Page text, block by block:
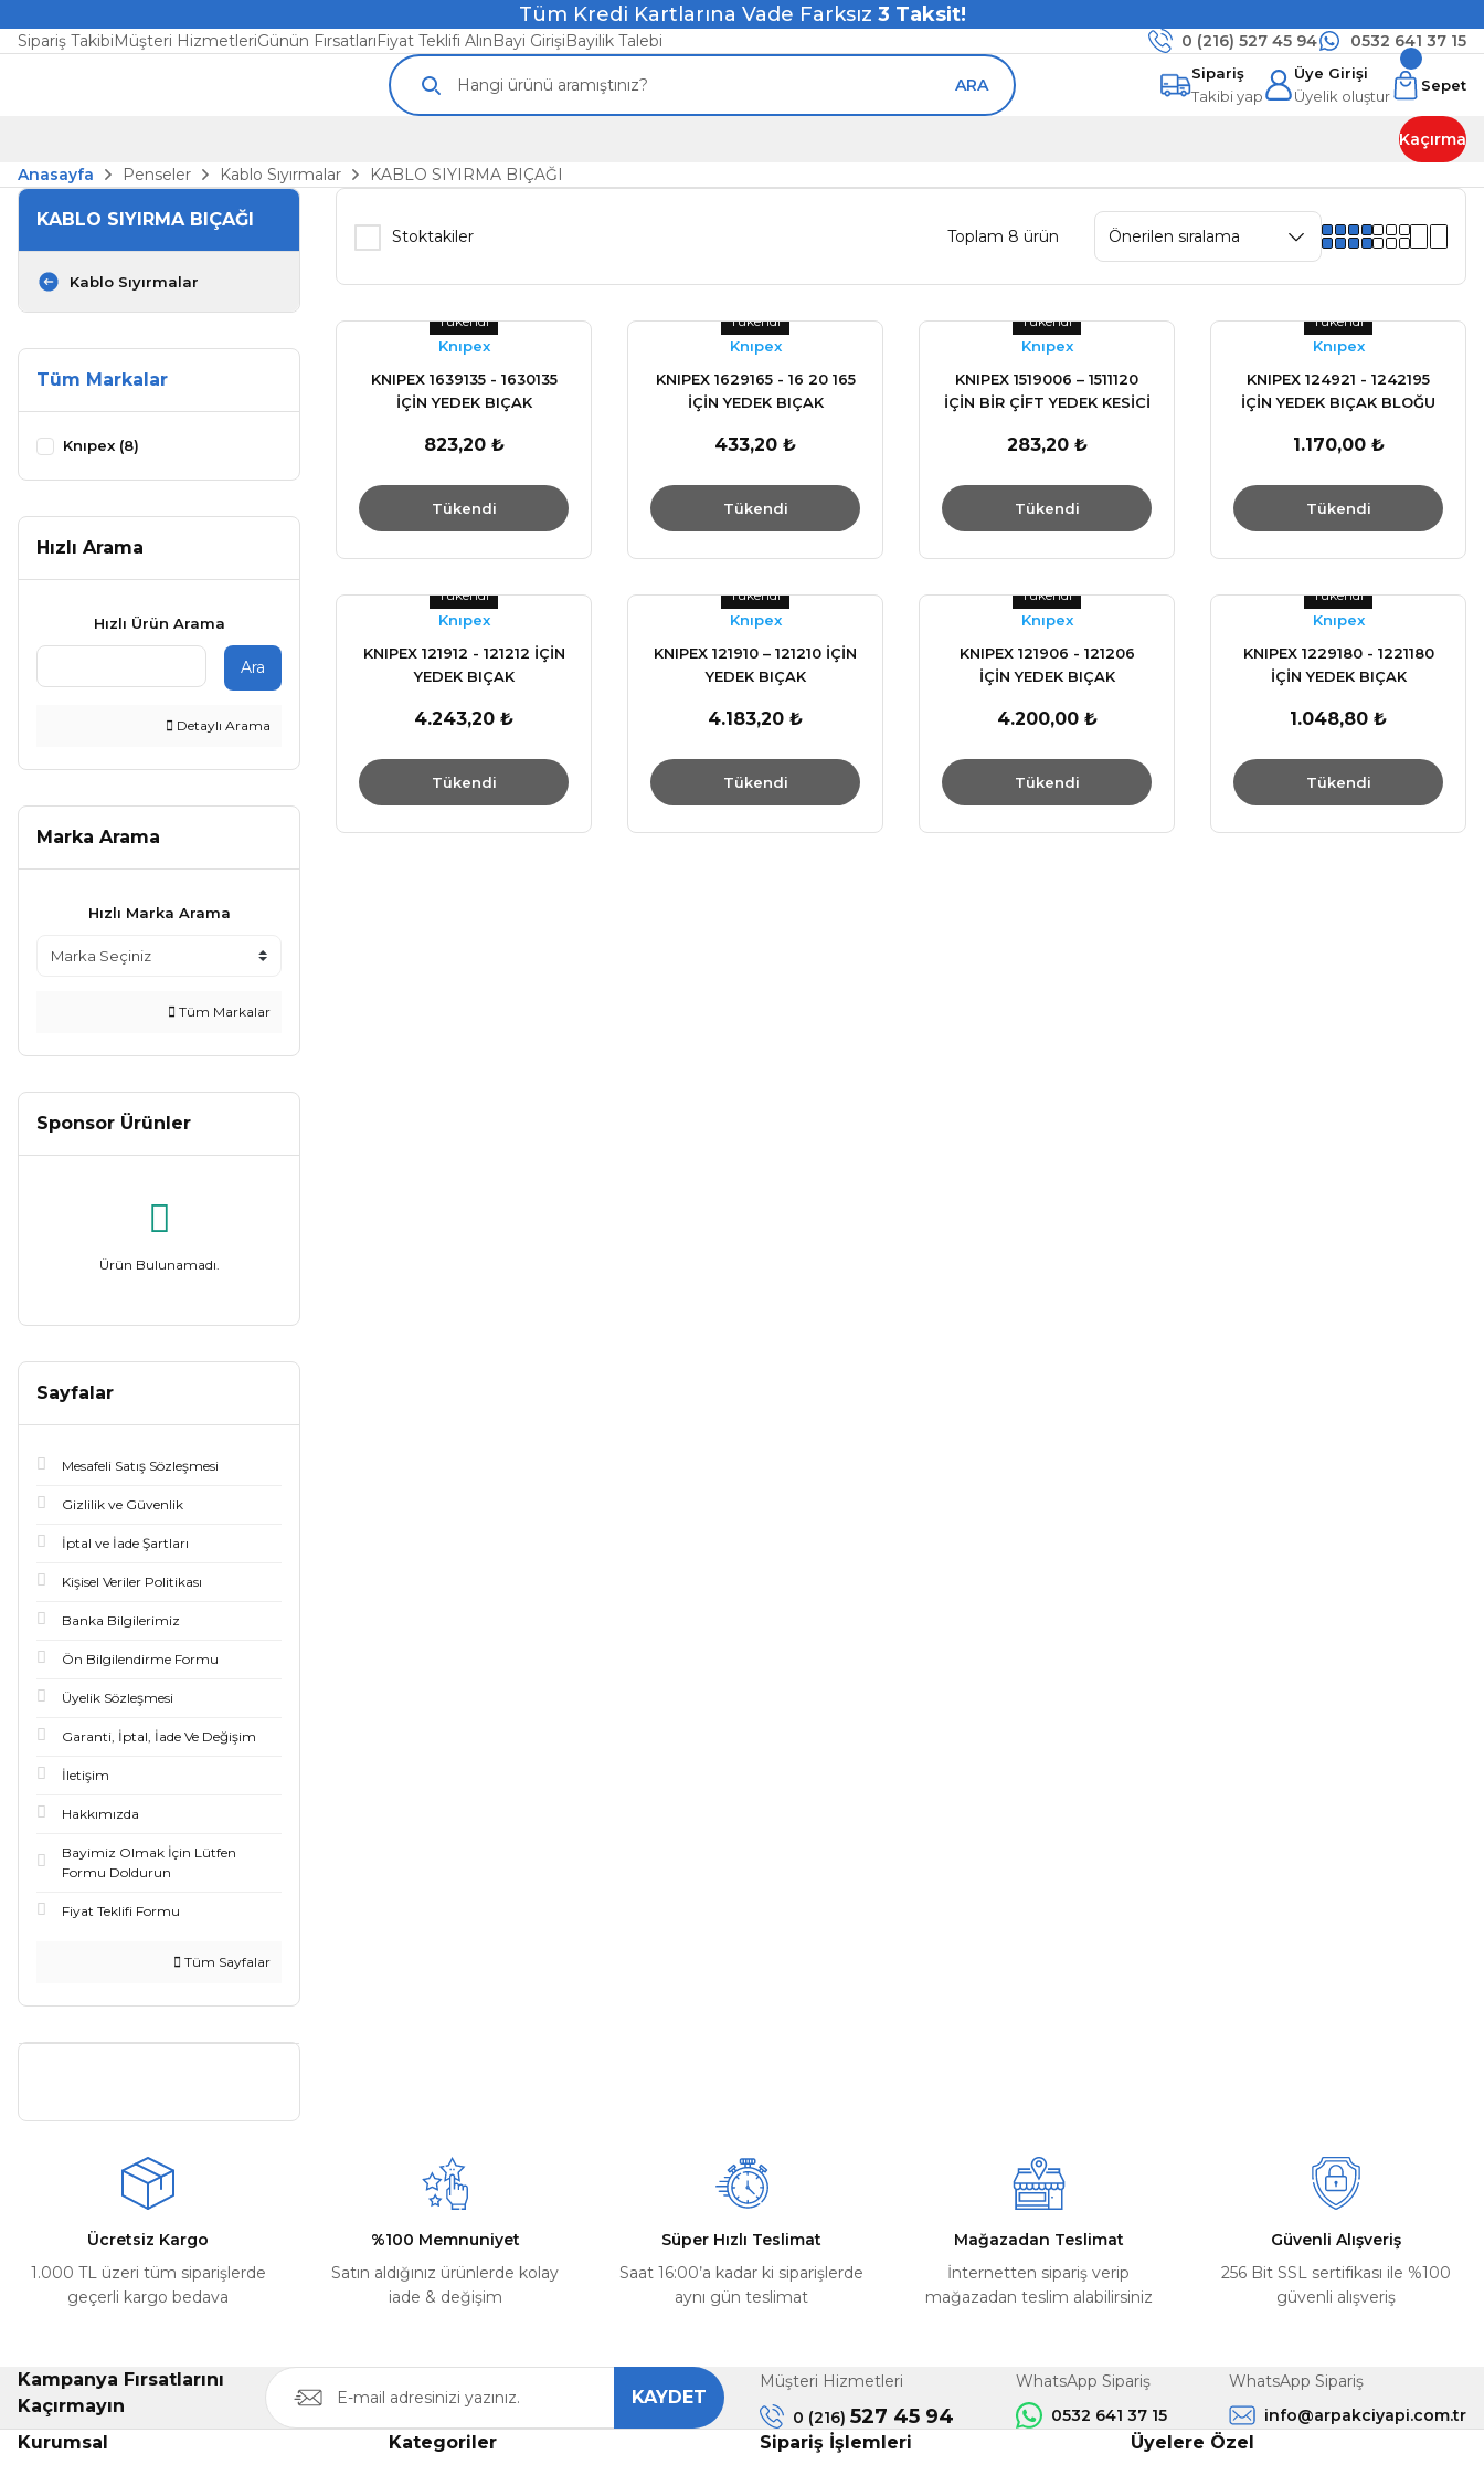
Tüm Kredi Kartlarına Vade Farksız 3 Taksit!
Sipariş TakibiMüşteri HizmetleriGünün FırsatlarıFiyat Teklifi AlınBayi GirişiBayilik Talebi 0 (216) 527 45 94 0532 641 37 15
ARA
Sipariş
Takibi yap
Üye Girişi
Üyelik oluştur
Sepet
Kaçırma
Anasayfa
Penseler Kablo Sıyırmalar KABLO SIYIRMA BIÇAĞI
KABLO SIYIRMA BIÇAĞI
Kablo Sıyırmalar
Tüm Markalar
Knıpex (8)
Hızlı Arama
Hızlı Ürün Arama
Ara
Detaylı Arama
Marka Arama
Hızlı Marka Arama
Tüm Markalar
Sponsor Ürünler
Ürün Bulunamadı.
Sayfalar
Mesafeli Satış Sözleşmesi
Gizlilik ve Güvenlik
İptal ve İade Şartları
Kişisel Veriler Politikası
Banka Bilgilerimiz
Ön Bilgilendirme Formu
Üyelik Sözleşmesi
Garanti, İptal, İade Ve Değişim
İletişim
Hakkımızda
Bayimiz Olmak İçin Lütfen
Formu Doldurun
Fiyat Teklifi Formu
Tüm Sayfalar
Stoktakiler Toplam 8 ürün
Tükendi
Knıpex
KNIPEX 1639135 - 1630135
İÇİN YEDEK BIÇAK
823,20 ₺
Tükendi
Tükendi
Knıpex
KNIPEX 1629165 - 16 20 165
İÇİN YEDEK BIÇAK
433,20 ₺
Tükendi
Tükendi
Knıpex
KNIPEX 1519006 – 1511120
İÇİN BİR ÇİFT YEDEK KESİCİ
283,20 ₺
Tükendi
Tükendi
Knıpex
KNIPEX 124921 - 1242195
İÇİN YEDEK BIÇAK BLOĞU
1.170,00 ₺
Tükendi
Tükendi
Knıpex
KNIPEX 121912 - 121212 İÇİN
YEDEK BIÇAK
4.243,20 ₺
Tükendi
Tükendi
Knıpex
KNIPEX 121910 – 121210 İÇİN
YEDEK BIÇAK
4.183,20 ₺
Tükendi
Tükendi
Knıpex
KNIPEX 121906 - 121206
İÇİN YEDEK BIÇAK
4.200,00 ₺
Tükendi
Tükendi
Knıpex
KNIPEX 1229180 - 1221180
İÇİN YEDEK BIÇAK
1.048,80 ₺
Tükendi
Ücretsiz Kargo
1.000 TL üzeri tüm siparişlerde
geçerli kargo bedava
%100 Memnuniyet
Satın aldığınız ürünlerde kolay
iade & değişim
Süper Hızlı Teslimat
Saat 16:00’a kadar ki siparişlerde
aynı gün teslimat
Mağazadan Teslimat
İnternetten sipariş verip
mağazadan teslim alabilirsiniz
Güvenli Alışveriş
256 Bit SSL sertifikası ile %100
güvenli alışveriş
Kampanya Fırsatlarını
Kaçırmayın
KAYDET
Müşteri Hizmetleri
0 (216) 527 45 94
WhatsApp Sipariş
0532 641 37 15
WhatsApp Sipariş
info@arpakciyapi.com.tr
Kurumsal Kategoriler Sipariş İşlemleri Üyelere Özel